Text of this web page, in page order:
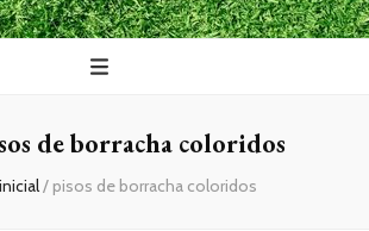
de borracha coloridos
/ pisos de borracha coloridos